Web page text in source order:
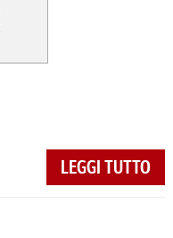
LEGGI TUTTO